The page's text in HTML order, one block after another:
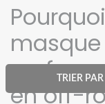
TRIER PAR
en off-